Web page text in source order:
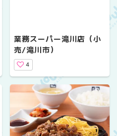
業務スーパー滝川店（小
売/滝川市）
4